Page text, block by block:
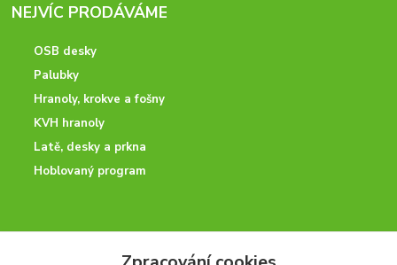
NEJVÍC PRODÁVÁME
OSB desky
Palubky
Hranoly, krokve a fošny
KVH hranoly
Latě, desky a prkna
Hoblovaný program